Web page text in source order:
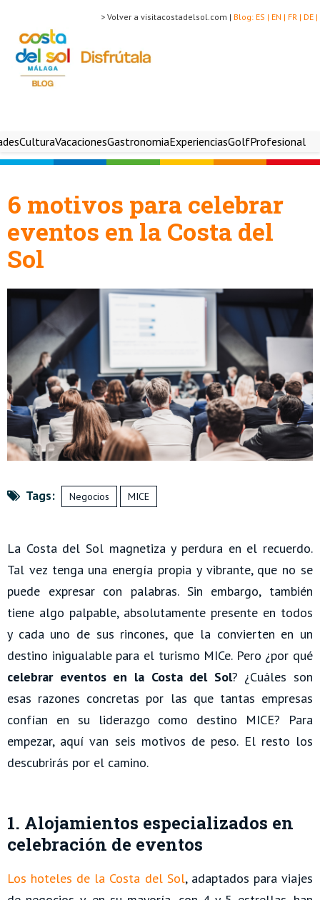
DE |
FR |
EN |
ES |
Blog:
> Volver a visitacostadelsol.com |
CulturaVacacionesGastronomiaExperienciasGolfProfesional
6 motivos para celebrar
eventos en la Costa del
Sol
Tags: Negocios MICE
La Costa del Sol magnetiza y perdura en el recuerdo.
Tal vez tenga una energía propia y vibrante, que no se
puede expresar con palabras. Sin embargo, también
tiene algo palpable, absolutamente presente en todos
y cada uno de sus rincones, que la convierten en un
destino inigualable para el turismo MICe. Pero ¿por qué
celebrar eventos en la Costa del Sol? ¿Cuáles son
esas razones concretas por las que tantas empresas
confían en su liderazgo como destino MICE? Para
empezar, aquí van seis motivos de peso. El resto los
descubrirás por el camino.
1. Alojamientos especializados en
celebración de eventos
Los hoteles de la Costa del Sol, adaptados para viajes